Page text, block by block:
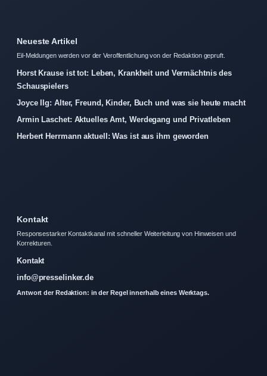
Neueste Artikel
Eil-Meldungen werden vor der Veroffentlichung von der Redaktion gepruft.
Horst Krause ist tot: Leben, Krankheit und Vermächtnis des
Schauspielers
Joyce Ilg: Alter, Freund, Kinder, Buch und was sie heute macht
Armin Laschet: Aktuelles Amt, Werdegang und Privatleben
Herbert Herrmann aktuell: Was ist aus ihm geworden
Kontakt
Responsestarker Kontaktkanal mit schneller Weiterleitung von Hinweisen und
Korrekturen.
Kontakt
info@presselinker.de
Antwort der Redaktion: in der Regel innerhalb eines Werktags.